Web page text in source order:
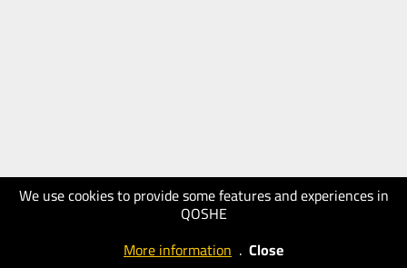
We use cookies to provide some features and experiences in
QOSHE
More information . Close